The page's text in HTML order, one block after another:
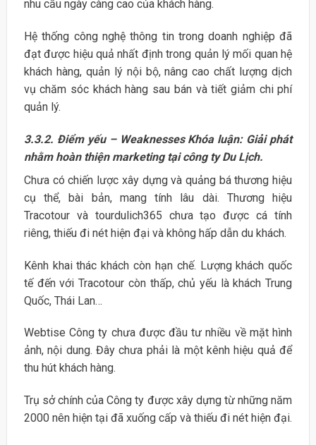
nhu cầu ngày càng cao của khách hàng.
Hệ thống công nghệ thông tin trong doanh nghiệp đã
đạt được hiệu quả nhất định trong quản lý mối quan hệ
khách hàng, quản lý nội bộ, nâng cao chất lượng dịch
vụ chăm sóc khách hàng sau bán và tiết giảm chi phí
quản lý.
3.3.2. Điểm yếu – Weaknesses Khóa luận: Giải phát
nhằm hoàn thiện marketing tại công ty Du Lịch.
Chưa có chiến lược xây dựng và quảng bá thương hiệu
cụ thể, bài bản, mang tính lâu dài. Thương hiệu
Tracotour và tourdulich365 chưa tạo được cá tính
riêng, thiếu đi nét hiện đại và không hấp dẫn du khách.
Kênh khai thác khách còn hạn chế. Lượng khách quốc
tế đến với Tracotour còn thấp, chủ yếu là khách Trung
Quốc, Thái Lan…
Webtise Công ty chưa được đầu tư nhiều về mặt hình
ảnh, nội dung. Đây chưa phải là một kênh hiệu quả để
thu hút khách hàng.
Trụ sở chính của Công ty được xây dựng từ những năm
2000 nên hiện tại đã xuống cấp và thiếu đi nét hiện đại.